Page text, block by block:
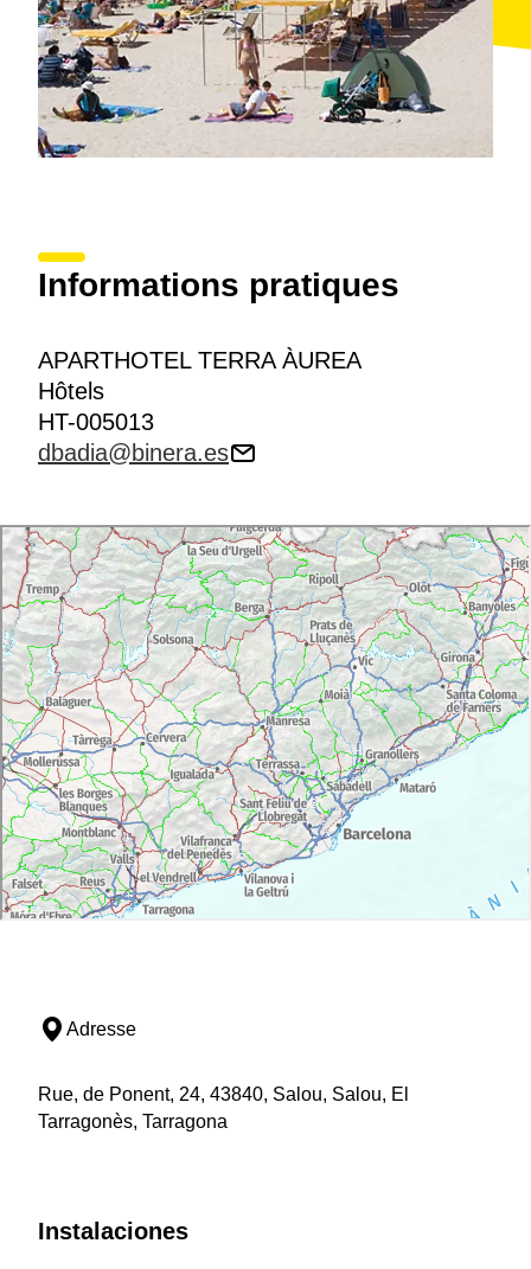
Informations pratiques
APARTHOTEL TERRA ÀUREA
Hôtels
HT-005013
dbadia@binera.es
Adresse
Rue, de Ponent, 24, 43840, Salou, Salou, El
Tarragonès, Tarragona
Instalaciones